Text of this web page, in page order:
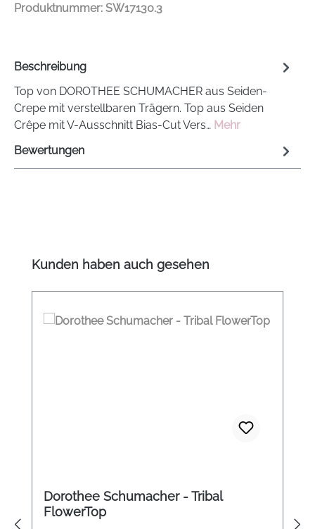
Produktnummer: SW17130.3
Beschreibung
Top von DOROTHEE SCHUMACHER aus Seiden-
Crepe mit verstellbaren Trägern. Top aus Seiden
Crêpe mit V-Ausschnitt Bias-Cut Vers… Mehr
Bewertungen
Produktgalerie überspringen
Kunden haben auch gesehen
Dorothee Schumacher - Tribal
FlowerTop